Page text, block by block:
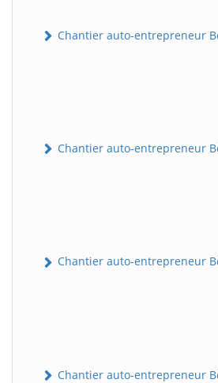
Chantier auto-entrepreneur
Chantier auto-entrepreneur
Chantier auto-entrepreneur
Chantier auto-entrepreneur